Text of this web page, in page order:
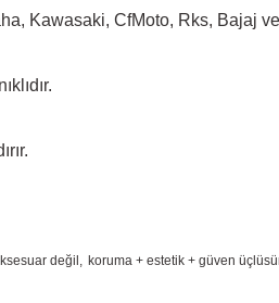
Kawasaki, CfMoto, Rks, Bajaj
değil, koruma + estetik + güven